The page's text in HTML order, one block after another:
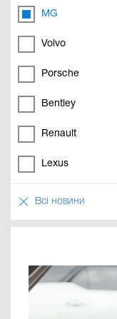
MG
Volvo
Porsche
Bentley
Renault
Lexus
Всі новини